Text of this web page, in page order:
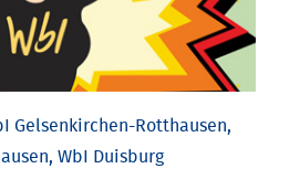
Gelsenkirchen-Rotthausen,
WbI Duisburg